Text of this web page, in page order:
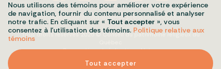
Politique de confidentialitéMes préférences cookies
Tous droits réservés 2026 © Conseil du patrimoine religieux du
Conception et réalisation :Nubee
Nous utilisons des témoins pour améliorer votre expérience
de navigation, fournir du contenu personnalisé et analyser
notre trafic. En cliquant sur « Tout accepter », vous
consentez à l’utilisation des témoins. Politique relative aux
témoins
Tout accepter